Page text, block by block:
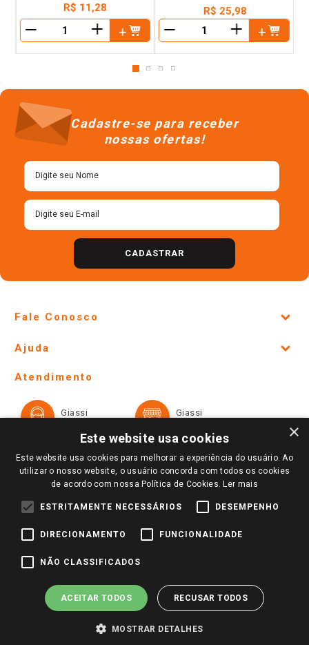
R$ 11,28
＋
R$ 25,98
＋
Cadastre-se para receber
nossas ofertas!
CADASTRAR
Fale Conosco
Lojas Físicas e Horários
Ofertas
Televendas
Notícias
Perguntas frequentes
Identidade Visual
Ajuda
Formas de Pagamento
Trocas e Devoluções
Atendimento
Giassi
Giassi
Redes Sociais
Pagamento e Segurança
×
Este website usa cookies
Este website usa cookies para melhorar a experiência do usuário. Ao
utilizar o nosso website, o usuário concorda com todos os cookies
de acordo com nossa Política de Cookies. Ler mais
ESTRITAMENTE NECESSÁRIOS DESEMPENHO
DIRECIONAMENTO FUNCIONALIDADE
NÃO CLASSIFICADOS
ACEITAR TODOS RECUSAR TODOS
MOSTRAR DETALHES